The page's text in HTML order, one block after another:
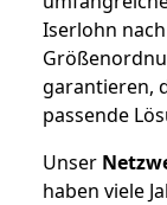
Iserlohn
garantieren,
passende
Unser
haben viele